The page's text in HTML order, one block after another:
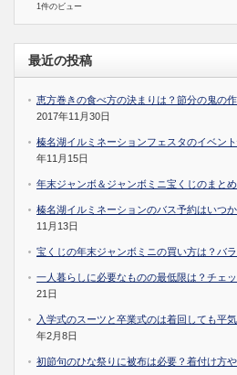
1件のビュー
最近の投稿
恵方巻きの食べ方の決まりは？節分の鬼の
2017年11月30日
榛名湖イルミネーションフェスタのイベン
年11月15日
年末ジャンボ＆ジャンボミニ宝くじのまとめ
榛名湖イルミネーションのバス予約はいつ
11月13日
宝くじの年末ジャンボミニの買い方は？バ
一人暮らしに必要なものの最低限は？チェ
21日
入学式のスーツと卒業式のは着回しても平
年2月8日
初節句のひな祭りに被布は必要？着付け方